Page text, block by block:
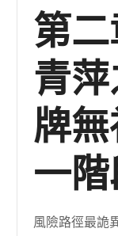
第
青
牌
一
風險路徑最詭